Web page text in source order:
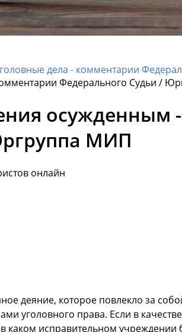
дела - комментарии
Федерального Судьи /
осужденным -
МИП
онлайн
деяние, которое повлекло за
уголовного права. Если в
каком исправительном учреждении